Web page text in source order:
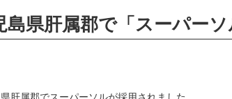
島県肝属郡で「スーパー